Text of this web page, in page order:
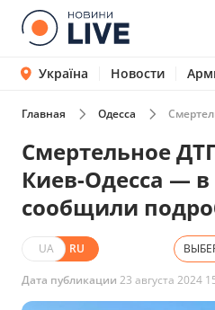
Україна Новости
Главная Одесса
Смертельное
Киев-Одесса —
сообщили
UA RU
Дата публикации 23 августа 2024